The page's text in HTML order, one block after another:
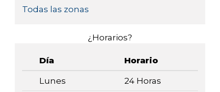
Todas las zonas
¿Horarios?
Día Horario
Lunes 24 Horas